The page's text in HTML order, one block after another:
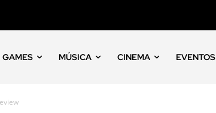
GAMES MÚSICA CINEMA EVENTOS